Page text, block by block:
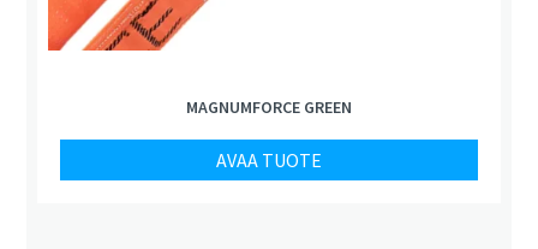
MAGNUMFORCE GREEN
AVAA TUOTE